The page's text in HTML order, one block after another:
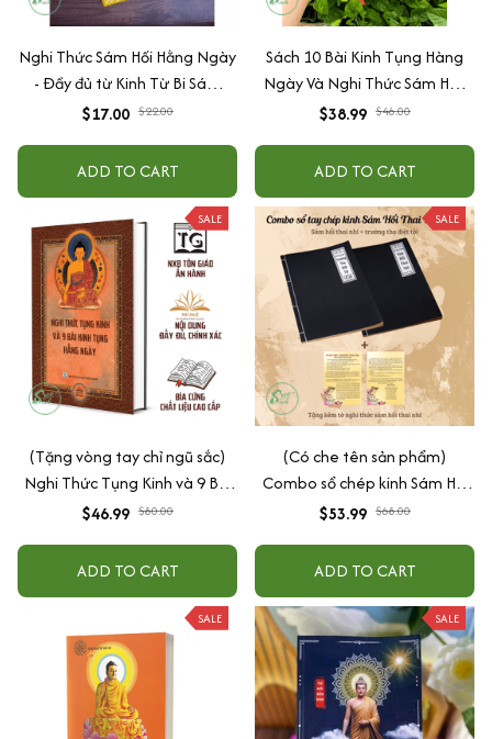
Nghi Thức Sám Hối Hằng Ngày
- Đầy đủ từ Kinh Từ Bi Sám
Hối,10 bài tụng kinh Sám Hối,
$17.00 $22.00
ADD TO CART
Sách 10 Bài Kinh Tụng Hàng
Ngày Và Nghi Thức Sám Hối-
BÌA CỨNG - Tặng Bài Sám Hối,
Đề
$38.99 $46.00
ADD TO CART
SALE
(Tặng vòng tay chỉ ngũ sắc)
Nghi Thức Tụng Kinh và 9 Bài
Kinh Tụng Hàng Ngày
$46.99 $80.00
ADD TO CART
SALE
(Có che tên sản phẩm)
Combo sổ chép kinh Sám Hối
Thai Nhi in mờ (Sổ chép kinh
kinh Trường Thọ Diệt Tội) tặng
nhi - Tuệ Anh
$53.99 $68.00
ADD TO CART
SALE SALE